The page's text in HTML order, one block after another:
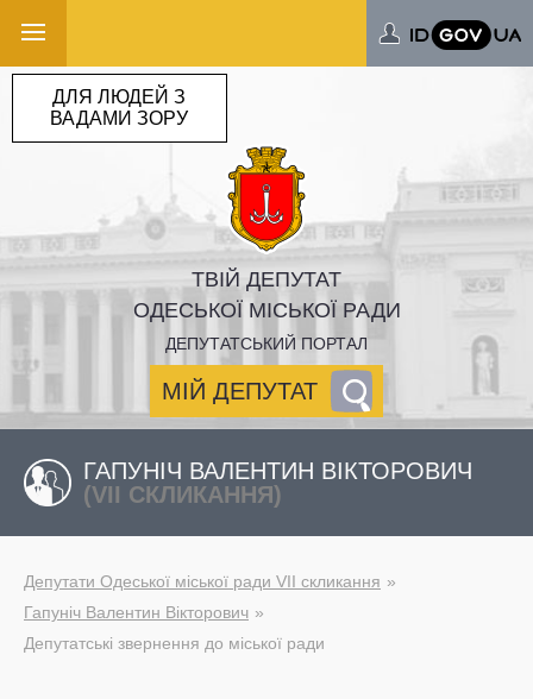
ТВІЙ ДЕПУТАТ
ОДЕСЬКОЇ МІСЬКОЇ РАДИ
ДЕПУТАТСЬКИЙ ПОРТАЛ
МІЙ ДЕПУТАТ
ДЛЯ ЛЮДЕЙ З
ВАДАМИ ЗОРУ
ГАПУНІЧ ВАЛЕНТИН ВІКТОРОВИЧ
(VII СКЛИКАННЯ)
Депутати Одеської міської ради VII скликання
Гапуніч Валентин Вікторович
Депутатські звернення до міської ради